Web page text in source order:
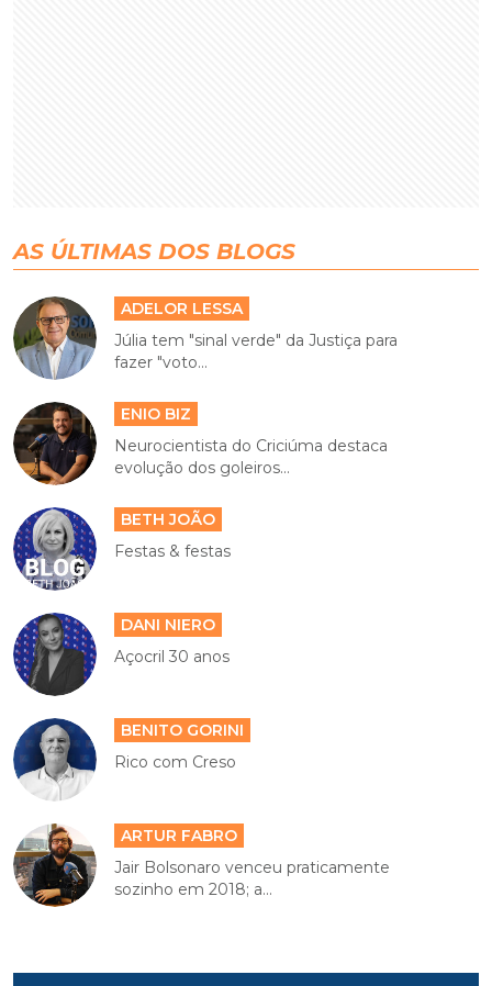
AS ÚLTIMAS DOS BLOGS
ADELOR LESSA
Júlia tem "sinal verde" da Justiça para
fazer "voto...
ENIO BIZ
Neurocientista do Criciúma destaca
evolução dos goleiros...
BETH JOÃO
Festas & festas
DANI NIERO
Açocril 30 anos
BENITO GORINI
Rico com Creso
ARTUR FABRO
Jair Bolsonaro venceu praticamente
sozinho em 2018; a...